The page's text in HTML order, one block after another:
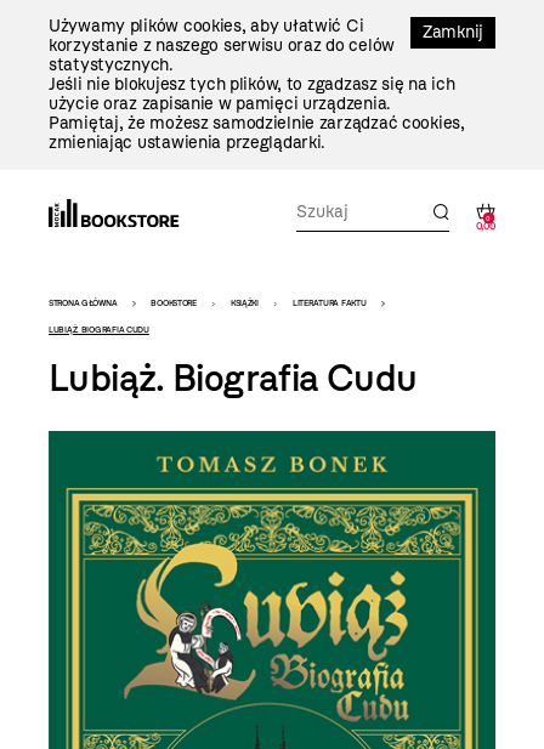
Zamknij
Używamy plików cookies, aby ułatwić Ci
korzystanie z naszego serwisu oraz do celów
statystycznych.
Jeśli nie blokujesz tych plików, to zgadzasz się na ich
użycie oraz zapisanie w pamięci urządzenia.
Pamiętaj, że możesz samodzielnie zarządzać cookies,
zmieniając ustawienia przeglądarki.
0
0,00
Bookstore
-
szablon
STRONA GŁÓWNA BOOKSTORE KSIĄŻKI LITERATURA FAKTU
LUBIĄŻ. BIOGRAFIA CUDU
Lubiąż. Biografia Cudu